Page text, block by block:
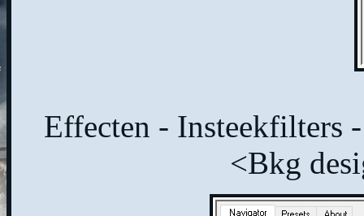
Effecten - Insteekfilters
<Bkg